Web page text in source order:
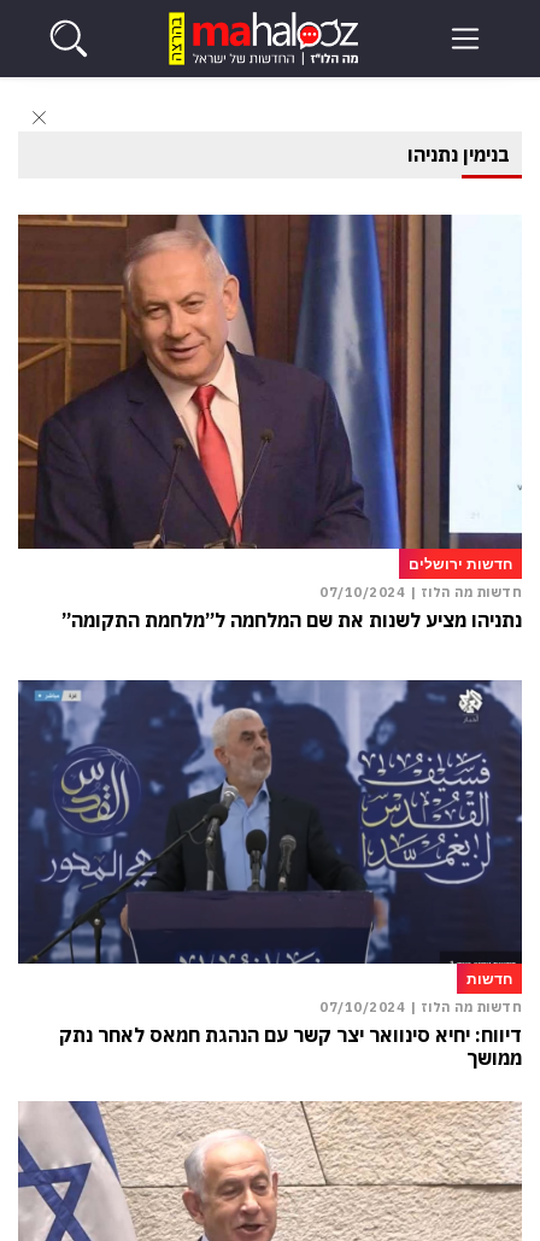
בנימין נתניהו
חדשות ירושלים
חדשות מה הלוז | 07/10/2024
נתניהו מציע לשנות את שם המלחמה ל”מלחמת התקומה”
חדשות
חדשות מה הלוז | 07/10/2024
דיווח: יחיא סינוואר יצר קשר עם הנהגת חמאס לאחר נתק
ממושך